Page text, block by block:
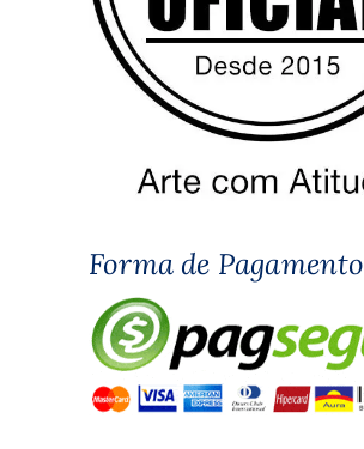
Forma de Pagamento